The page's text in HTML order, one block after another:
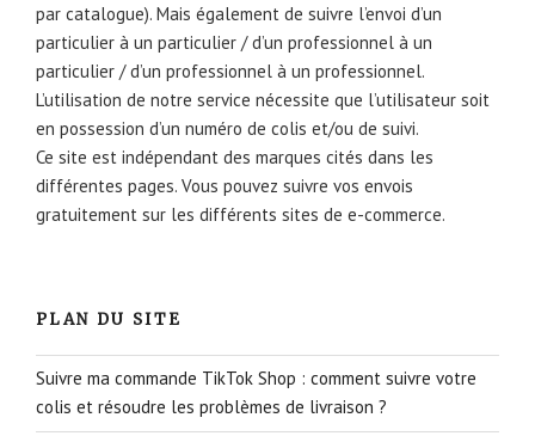
par catalogue). Mais également de suivre l’envoi d’un
particulier à un particulier / d’un professionnel à un
particulier / d’un professionnel à un professionnel.
L’utilisation de notre service nécessite que l’utilisateur soit
en possession d’un numéro de colis et/ou de suivi.
Ce site est indépendant des marques cités dans les
différentes pages. Vous pouvez suivre vos envois
gratuitement sur les différents sites de e-commerce.
PLAN DU SITE
Suivre ma commande TikTok Shop : comment suivre votre
colis et résoudre les problèmes de livraison ?